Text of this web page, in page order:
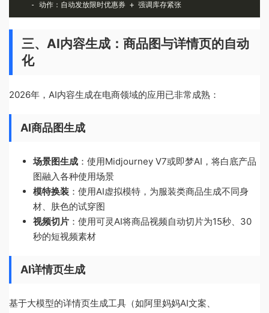
- 动作：自动发放限时优惠券 + 强调库存紧张
三、AI内容生成：商品图与详情页的自动
化
2026年，AI内容生成在电商领域的应用已非常成熟：
AI商品图生成
场景图生成 ：使用Midjourney V7或即梦AI，将白底产品
图融入各种使用场景
模特换装 ：使用AI虚拟模特，为服装类商品生成不同身
材、肤色的试穿图
视频切片 ：使用可灵AI将商品视频自动切片为15秒、30
秒的短视频素材
AI详情页生成
基于大模型的详情页生成工具（如阿里妈妈AI文案、